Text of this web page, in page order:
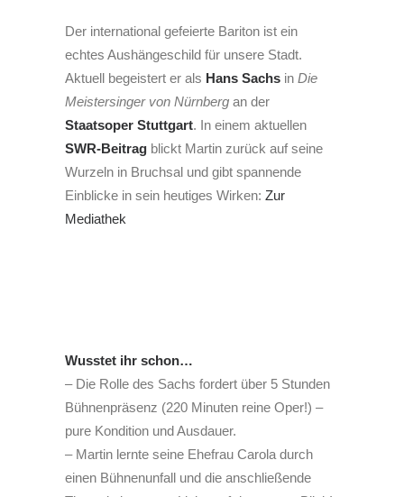
Der international gefeierte Bariton ist ein
echtes Aushängeschild für unsere Stadt.
Aktuell begeistert er als Hans Sachs in Die
Meistersinger von Nürnberg an der
Staatsoper Stuttgart. In einem aktuellen
SWR-Beitrag blickt Martin zurück auf seine
Wurzeln in Bruchsal und gibt spannende
Einblicke in sein heutiges Wirken: Zur
Mediathek
Wusstet ihr schon…
– Die Rolle des Sachs fordert über 5 Stunden
Bühnenpräsenz (220 Minuten reine Oper!) –
pure Kondition und Ausdauer.
– Martin lernte seine Ehefrau Carola durch
einen Bühnenunfall und die anschließende